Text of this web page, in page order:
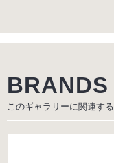
BRANDS
このギャラリーに関連する